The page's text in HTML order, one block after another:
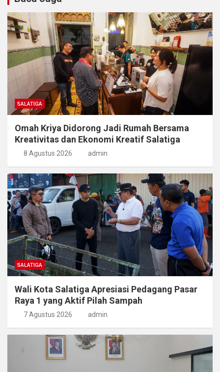
SALATIGA
Omah Kriya Didorong Jadi Rumah Bersama
Kreativitas dan Ekonomi Kreatif Salatiga
8 Agustus 2026 admin
SALATIGA
Wali Kota Salatiga Apresiasi Pedagang Pasar
Raya 1 yang Aktif Pilah Sampah
7 Agustus 2026 admin